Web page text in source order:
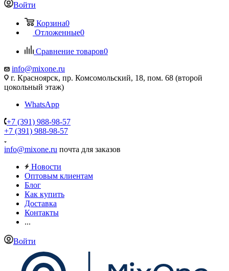
Войти
Корзина0
Отложенные0
Сравнение товаров0
info@mixone.ru
г. Красноярск, пр. Комсомольский, 18, пом. 68 (второй
цокольный этаж)
WhatsApp
+7 (391) 988-98-57
+7 (391) 988-98-57
info@mixone.ru почта для заказов
Новости
Оптовым клиентам
Блог
Как купить
Доставка
Контакты
...
Войти